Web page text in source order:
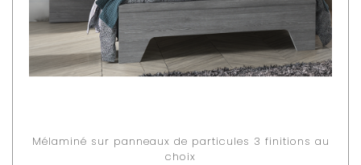
Mélaminé sur panneaux de particules 3 finitions au
choix